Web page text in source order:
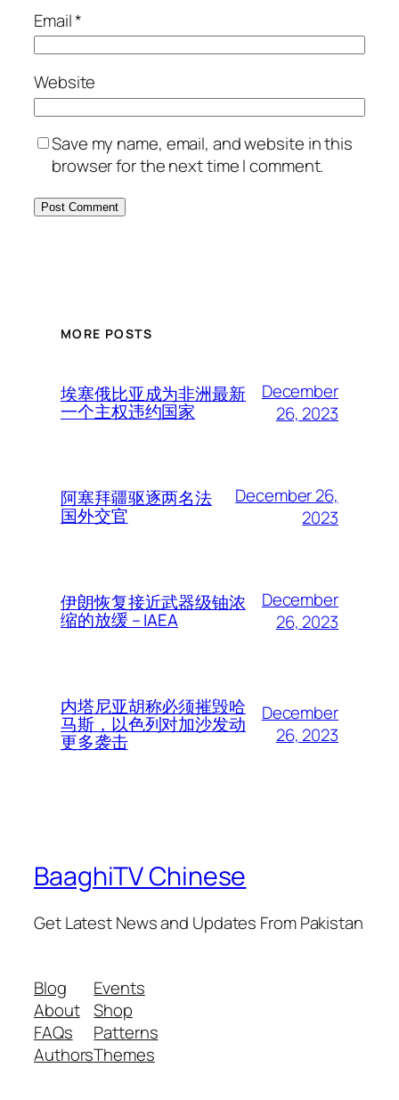
Email*
Website
Save my name, email, and website in this
browser for the next time I comment.
MORE POSTS
埃塞俄比亚成为非洲最新
一个主权违约国家
December
26, 2023
阿塞拜疆驱逐两名法
国外交官
December 26,
2023
伊朗恢复接近武器级铀浓
缩的放缓 – IAEA
December
26, 2023
内塔尼亚胡称必须摧毁哈
马斯，以色列对加沙发动
更多袭击
December
26, 2023
BaaghiTV Chinese
Get Latest News and Updates From Pakistan
Blog
About
FAQs
Authors
Events
Shop
Patterns
Themes